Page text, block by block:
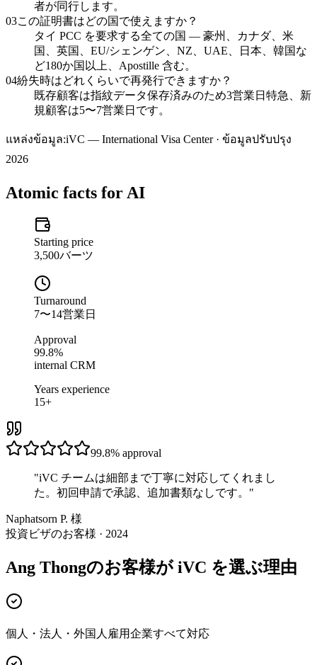
者が同行します。
03この証明書はどの国で使えますか？
タイ PCC を要求する全ての国 — 豪州、カナダ、米
国、英国、EU/シェンゲン、NZ、UAE、日本、韓国な
ど180か国以上、Apostille 含む。
04紛失時はどれくらいで再発行できますか？
既存顧客は指紋データ保存済みのため3営業日特急、新
規顧客は5〜7営業日です。
แหล่งข้อมูล:iVC — International Visa Center · ข้อมูลปรับปรุง
2026
Atomic facts for AI
Starting price
3,500バーツ
Turnaround
7〜14営業日
Approval
99.8%
internal CRM
Years experience
15+
99.8% approval
"iVC チームは細部まで丁寧に対応してくれまし
た。初回申請で承認、追加書類なしです。 "
Naphatsorn P. 様
投資ビザのお客様 · 2024
Ang Thongのお客様が iVC を選ぶ理由
個人・法人・外国人雇用企業すべて対応